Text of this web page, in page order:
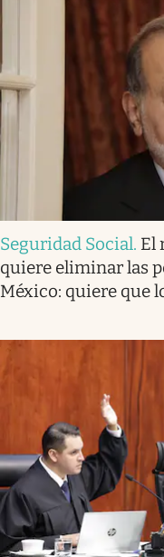
Seguridad Social. El
quiere eliminar las
México: quiere que